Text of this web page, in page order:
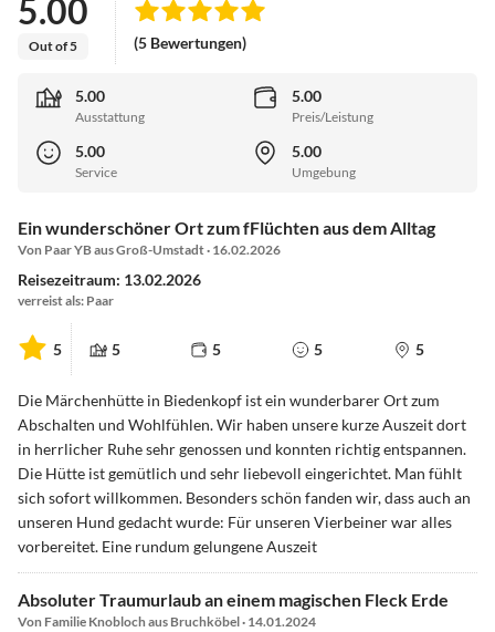
5.00
Out of 5 (5 Bewertungen)
5.00
Ausstattung
5.00
Preis/Leistung
5.00
Service
5.00
Umgebung
Ein wunderschöner Ort zum fFlüchten aus dem Alltag
Von Paar YB aus Groß-Umstadt · 16.02.2026
Reisezeitraum: 13.02.2026
verreist als: Paar
5 5 5 5 5
Die Märchenhütte in Biedenkopf ist ein wunderbarer Ort zum
Abschalten und Wohlfühlen. Wir haben unsere kurze Auszeit dort
in herrlicher Ruhe sehr genossen und konnten richtig entspannen.
Die Hütte ist gemütlich und sehr liebevoll eingerichtet. Man fühlt
sich sofort willkommen. Besonders schön fanden wir, dass auch an
unseren Hund gedacht wurde: Für unseren Vierbeiner war alles
vorbereitet. Eine rundum gelungene Auszeit
Absoluter Traumurlaub an einem magischen Fleck Erde
Von Familie Knobloch aus Bruchköbel · 14.01.2024